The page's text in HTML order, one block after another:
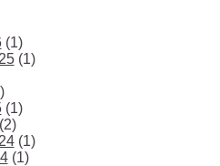
(1)
(1)
(1)
(1)
(1)